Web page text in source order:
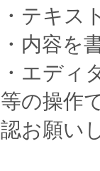
・テキス
・内容を
・エディ
等の操作
認お願い